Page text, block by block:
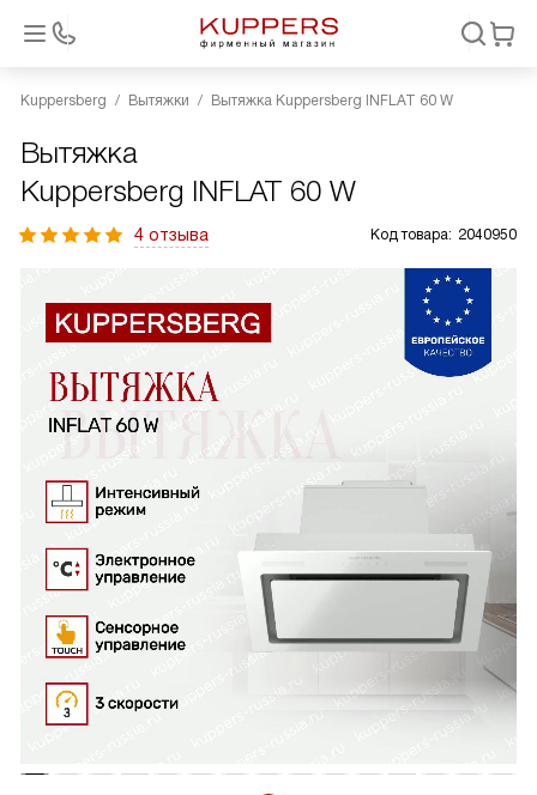
Kuppersberg Вытяжки Вытяжка Kuppersberg INFLAT 60 W
Вытяжка
Kuppersberg INFLAT 60 W
4 отзыва Код товара: 2040950